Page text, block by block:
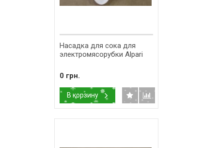
Насадка для сока для
электромясорубки Alpari
0 грн.
В корзину